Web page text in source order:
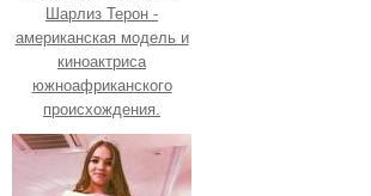
Шарлиз Терон -
американская модель и
киноактриса
южноафриканского
происхождения.